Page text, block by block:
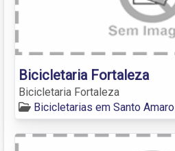
Bicicletaria Fortaleza
Bicicletaria Fortaleza
Bicicletarias em Santo Amaro